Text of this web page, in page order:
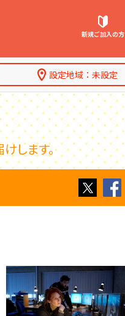
新規ご加入の方
契約内容確認・変更
お困りごと解決・よくあるご質問
マガジン
設定地域： 未設定
特集一覧
します。
Twitter